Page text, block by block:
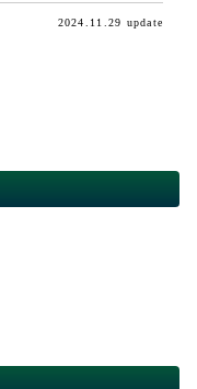
2024.11.29 update